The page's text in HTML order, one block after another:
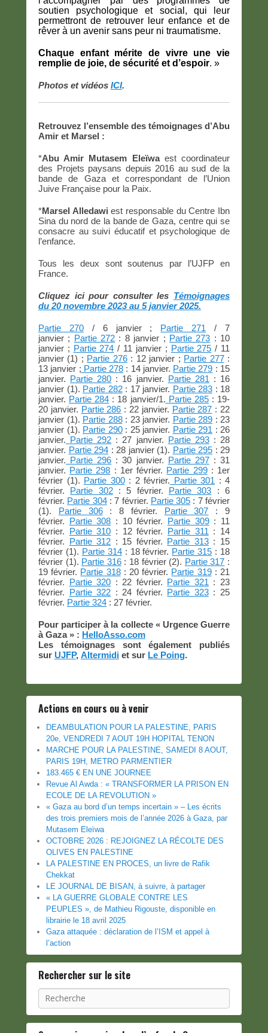
soutien psychologique et social , qui leur
permettrontde retrouver leur enfance et de
rêver à un avenir sans peur ni traumatisme.
Chaque enfant mérite de vivre une vie
remplie de joie, de sécurité et d’espoir. »
Photos et vidéos ICI.
Retrouvez l’ensemble des témoignages d’Abu
Amir et Marsel :
*Abu Amir Mutasem Eleïwaest coordinateur
des Projets paysans depuis 2016 au sud de la
bande de Gaza et correspondant de l’Union
Juive Française pour la Paix.
*Marsel Alledawi est responsable du Centre Ibn
Sina du nord de la bande de Gaza, centre qui se
consacre au suivi éducatif et psychologique de
l’enfance.
Tous les deux sont soutenus par l’UJFP en
France.
Cliquez ici pour consulter les Témoignages
du 20 novembre 2023 au 5 janvier 2025.
Partie 270/ 6 janvier ; Partie 271 / 7
janvier ; Partie 272 : 8 janvier ; Partie 273 : 10
janvier ; Partie 274 / 11 janvier ; Partie 275 / 11
janvier (1) ; Partie 276: 12 janvier ; Partie 277:
13 janvier ; Partie 278 : 14 janvier. Partie 279 : 15
janvier. Partie 280 : 16 janvier. Partie 281 : 16
janvier (1). Partie 282: 17 janvier. Partie 283 : 18
janvier. Partie 284 : 18 janvier/1. Partie 285: 19-
20 janvier. Partie 286 : 22 janvier. Partie 287 : 22
janvier (1). Partie 288: 23 janvier. Partie 289 : 23
janvier (1). Partie 290: 25 janvier. Partie 291 : 26
janvier. Partie 292 : 27 janvier. Partie 293: 28
janvier. Partie 294 : 28 janvier (1). Partie 295 : 29
janvier. Partie 296 : 30 janvier. Partie 297: 31
janvier. Partie 298 : 1er février. Partie 299: 1er
février (1). Partie 300: 2 février. Partie 301 : 4
février. Partie 302: 5 février. Partie 303 : 6
février. Partie 304: 7 février. Partie 305 : 7 février
(1). Partie 306: 8 février. Partie 307 : 9
février. Partie 308 : 10 février. Partie 309: 11
février. Partie 310 : 12 février. Partie 311 : 14
février. Partie 312 : 15 février. Partie 313: 15
février (1). Partie 314: 18 février. Partie 315 : 18
février (1). Partie 316: 18 février (2). Partie 317 :
19 février. Partie 318: 20 février. Partie 319: 21
février. Partie 320 : 22 février. Partie 321 : 23
février. Partie 322 : 24 février. Partie 323: 25
février. Partie 324 : 27 février.
Pour participer à la collecte « Urgence Guerre
à Gaza » : HelloAsso.com
Les témoignages sont également publiés
sur UJFP, Altermidi et sur Le Poing.
Actions en cours ou à venir
DEAMBULATION POUR LA PALESTINE, PARIS
20e, VENDREDI 7 AOUT 19H HOPITAL TENON
MARCHE POUR LA PALESTINE, SAMEDI 8 AOUT,
PARIS 19H, METRO PARMENTIER
183.465 € EN UNE JOURNEE
Revue Al Awda : « TRANSFORMER LA PRISON EN
ECOLE DE LA REVOLUTION »
« Gaza au bord d’un temps incertain » – Les écrits
des trois premiers mois de l’année 2026 à Gaza, par
Mutasem Eleïwa
OCTOBRE 2026 : REJOIGNEZ LA RÉCOLTE DES
OLIVES EN PALESTINE
LA PALESTINE EN PROCES, un livre de Rafik
Chekkat
LE JOURNAL DE BISAN, à suivre, à partager
« LA GUERRE GLOBALE CONTRE LES
PEUPLES », de Mathieu Rigouste, disponible en
librairie le 18 avril 2025
Gaza attaquée : déclaration de l’ISM et appel à
l’action
Rechercher sur le site
Recherche